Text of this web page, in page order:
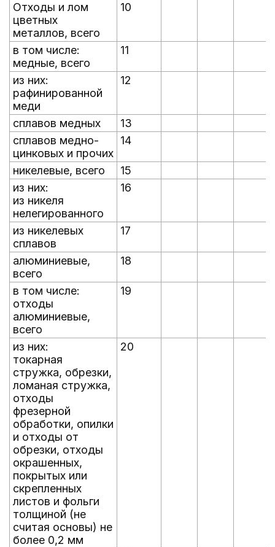
Отходы и лом
цветных
металлов, всего
10
в том числе:
медные, всего
11
из них:
рафинированной
меди
12
сплавов медных
13
сплавов медно-
цинковых и прочих
14
никелевые, всего
15
из них:
из никеля
нелегированного
16
из никелевых
сплавов
17
алюминиевые,
всего
18
в том числе:
отходы
алюминиевые,
всего
19
из них:
токарная
стружка, обрезки,
ломаная стружка,
отходы
фрезерной
обработки, опилки
и отходы от
обрезки, отходы
окрашенных,
покрытых или
скрепленных
листов и фольги
толщиной (не
считая основы) не
более 0,2 мм
20